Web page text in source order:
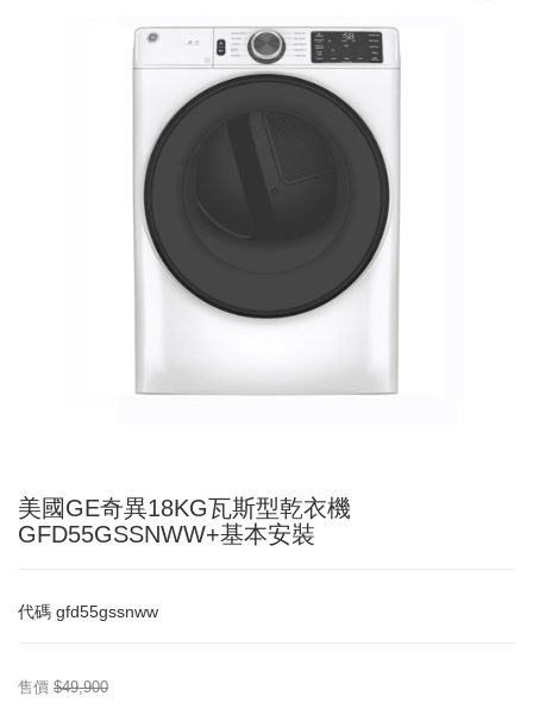
美國GE奇異18KG瓦斯型乾衣機
GFD55GSSNWW+基本安裝
代碼 gfd55gssnww
售價 $49,900